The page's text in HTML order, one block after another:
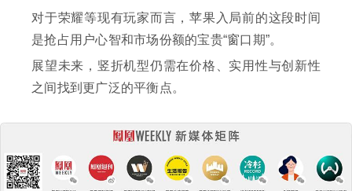
对于荣耀等现有玩家而言，苹果入局前的这段时间
是抢占用户心智和市场份额的宝贵“窗口期”。
展望未来，竖折机型仍需在价格、实用性与创新性
之间找到更广泛的平衡点。